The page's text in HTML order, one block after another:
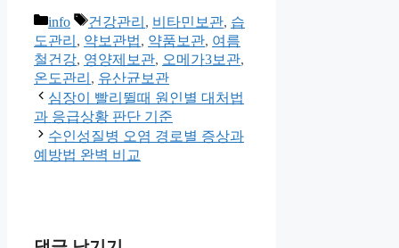
카
테
고
리
info
태
그
건강관리 , 비타민보관, 습
도관리 , 약보관법, 약품보관, 여름
철건강, 영양제보관, 오메가3보관,
온도관리 , 유산균보관
심장이 빨리뛸때 원인별 대처법
과 응급상황 판단 기준
수인성질병 오염 경로별 증상과
예방법 완벽 비교